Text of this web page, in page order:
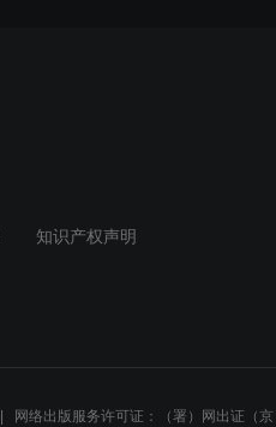
知识产权声明
网络出版服务许可证：（署）网出证（